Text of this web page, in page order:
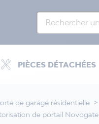
PIÈCES DÉTACHÉES
de garage résidentielle
de portail Novogate